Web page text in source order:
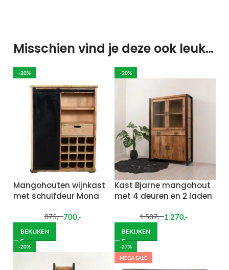
Misschien vind je deze ook leuk…
-20%
Mangohouten wijnkast
met schuifdeur Mona
875,- 700,-
BEKIJKEN
-20%
Kast Bjarne mangohout
met 4 deuren en 2 laden
1 587,- 1 270,-
BEKIJKEN
-20%
-27%
MEGA SALE